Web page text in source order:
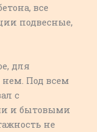
все
подвесные,
для
Под всем
с
и бытовыми
не